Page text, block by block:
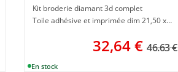
Kit broderie diamant 3d complet
Toile adhésive et imprimée dim 21,50 x 21,50 cm
32,64€ 46.63 €